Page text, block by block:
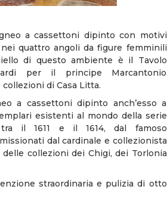
a cassettoni dipinto con motivi
quattro angoli da figure femminili
di questo ambiente è il Tavolo
per il principe Marcantonio
di Casa Litta.
a cassettoni dipinto anch’esso a
esistenti al mondo della serie
tra il 1611 e il 1614, dal famoso
dal cardinale e collezionista
collezioni dei Chigi, dei Torlonia
straordinaria e pulizia di otto